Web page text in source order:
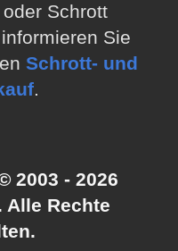
Schrott
Sie
Schrott- und
.
- 2026
Alle Rechte